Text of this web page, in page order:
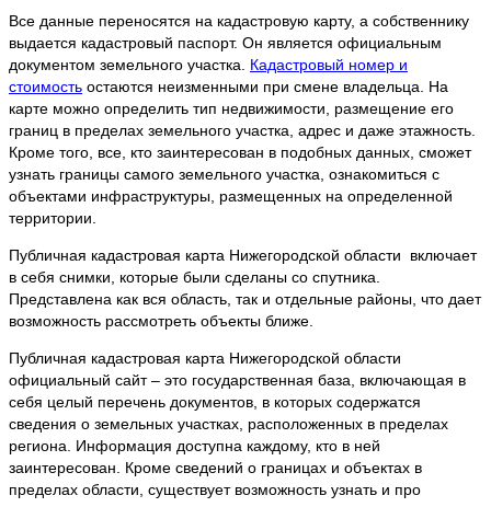
Все данные переносятся на кадастровую карту, а собственнику
выдается кадастровый паспорт. Он является официальным
документом земельного участка. Кадастровый номер и
стоимость остаются неизменными при смене владельца. На
карте можно определить тип недвижимости, размещение его
границ в пределах земельного участка, адрес и даже этажность.
Кроме того, все, кто заинтересован в подобных данных, сможет
узнать границы самого земельного участка, ознакомиться с
объектами инфраструктуры, размещенных на определенной
территории.
Публичная кадастровая карта Нижегородской области включает
в себя снимки, которые были сделаны со спутника.
Представлена как вся область, так и отдельные районы, что дает
возможность рассмотреть объекты ближе.
Публичная кадастровая карта Нижегородской области
официальный сайт – это государственная база, включающая в
себя целый перечень документов, в которых содержатся
сведения о земельных участках, расположенных в пределах
региона. Информация доступна каждому, кто в ней
заинтересован. Кроме сведений о границах и объектах в
пределах области, существует возможность узнать и про